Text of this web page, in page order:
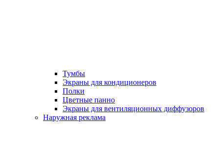
Тумбы
Экраны для кондиционеров
Полки
Цветные панно
Экраны для вентиляционных диффузоров
Наружная реклама